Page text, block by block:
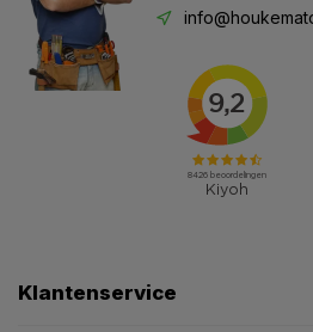
Klantenservice